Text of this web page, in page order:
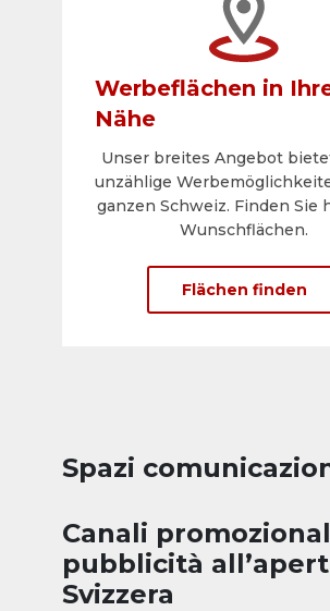
Werbeflächen in
Nähe
Unser breites Angebot
unzählige
ganzen Schweiz. Finden Sie
Wunschflächen.
Flächen finden
Spazi
Canali
pubblicità
Svizzera